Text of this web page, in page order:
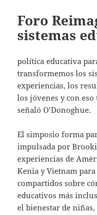
Foro
sistemas
política educativa
transformemos los
experiencias, los
los jóvenes y con
señaló O’Donoghue.
El simposio forma
impulsada por
experiencias de
Kenia y Vietnam
compartidos sobre
educativos más
el bienestar de